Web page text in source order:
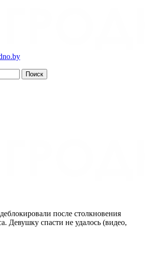
после столкновения
Девушку спасти не удалось (видео,